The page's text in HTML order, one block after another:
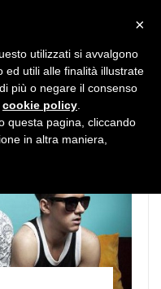
×
utilizzati si avvalgono
ed utili alle finalità illustrate
più o negare il consenso
cookie policy
questa pagina, cliccando
in altra maniera,